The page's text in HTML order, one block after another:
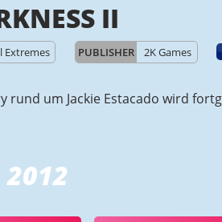
II
Extremes PUBLISHER 2K Games
rund um Jackie Estacado wird
2012